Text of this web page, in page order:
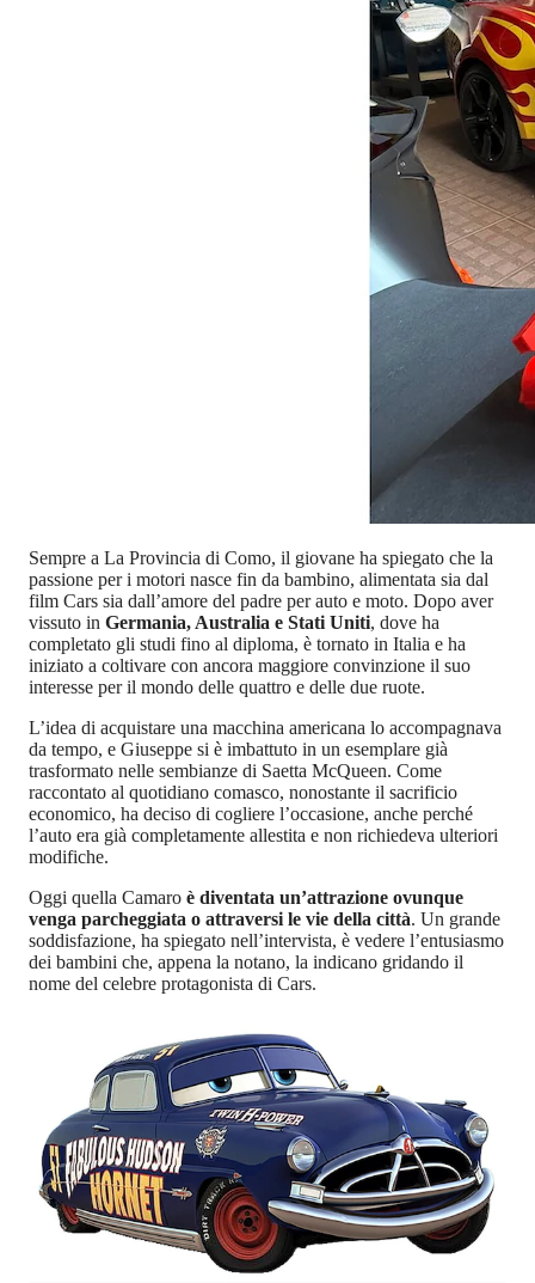
Sempre a La Provincia di Como, il giovane ha spiegato che la
passione per i motori nasce fin da bambino, alimentata sia dal
film Cars sia dall’amore del padre per auto e moto. Dopo aver
vissuto in Germania, Australia e Stati Uniti, dove ha
completato gli studi fino al diploma, è tornato in Italia e ha
iniziato a coltivare con ancora maggiore convinzione il suo
interesse per il mondo delle quattro e delle due ruote.
L’idea di acquistare una macchina americana lo accompagnava
da tempo, e Giuseppe si è imbattuto in un esemplare già
trasformato nelle sembianze di Saetta McQueen. Come
raccontato al quotidiano comasco, nonostante il sacrificio
economico, ha deciso di cogliere l’occasione, anche perché
l’auto era già completamente allestita e non richiedeva ulteriori
modifiche.
Oggi quella Camaro è diventata un’attrazione ovunque
venga parcheggiata o attraversi le vie della città. Un grande
soddisfazione, ha spiegato nell’intervista, è vedere l’entusiasmo
dei bambini che, appena la notano, la indicano gridando il
nome del celebre protagonista di Cars.